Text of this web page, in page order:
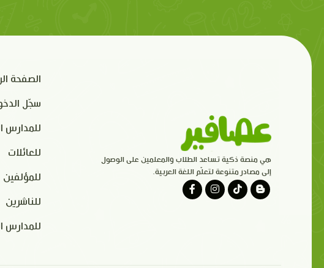
هي منصة ذكية تساعد الطلاب والمعلمين على الوصول
إلى مصادر متنوعة لتعلّم اللغة العربية.
الصفحة
سجّل
للمدارس
للعائلات
للمؤلفين
للناشرين
للمدارس